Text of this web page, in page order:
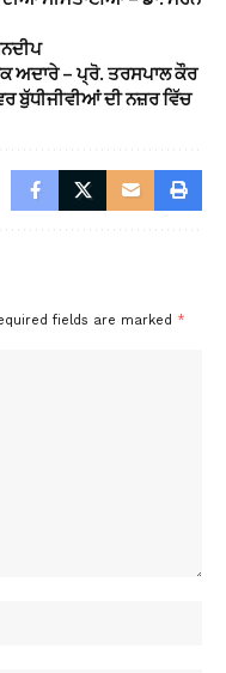
ਅਦਾਰੇ – ਪ੍ਰੋ. ਤਰਸਪਾਲ ਕੌਰ
ਬੁੱਧੀਜੀਵੀਆਂ ਦੀ ਨਜ਼ਰ ਵਿੱਚ
fields are marked *